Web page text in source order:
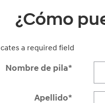
¿Cómo
a required field
Nombre de pila*
Apellido*